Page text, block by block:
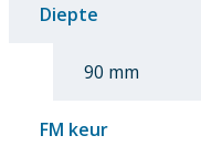
Diepte
90 mm
FM keur